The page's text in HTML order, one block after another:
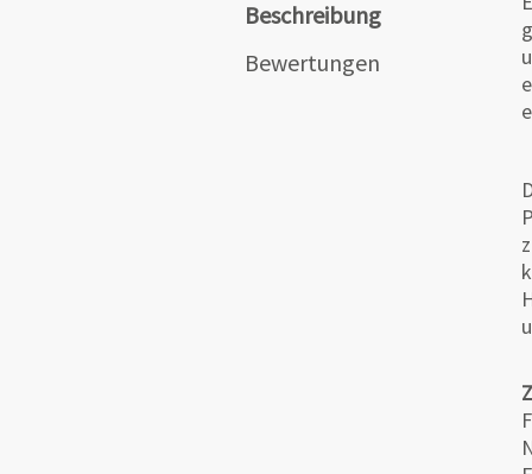
Beschreibung
Bewertungen